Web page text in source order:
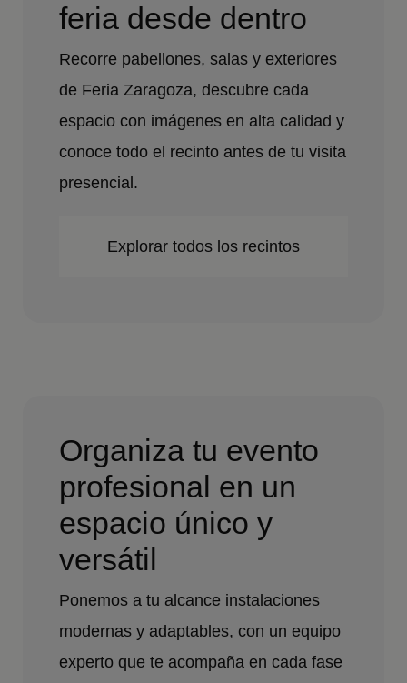
feria desde dentro
Recorre pabellones, salas y exteriores
de Feria Zaragoza, descubre cada
espacio con imágenes en alta calidad y
conoce todo el recinto antes de tu visita
presencial.
Explorar todos los recintos
Organiza tu evento
profesional en un
espacio único y
versátil
Ponemos a tu alcance instalaciones
modernas y adaptables, con un equipo
experto que te acompaña en cada fase